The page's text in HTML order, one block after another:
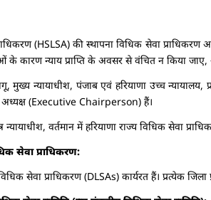
(HSLSA) की स्थापना विधिक सेवा
के कारण न्याय प्राप्ति के अवसर से वंचित न किया
मुख्य न्यायाधीश, पंजाब एवं हरियाणा उच्च
अध्यक्ष (Executive Chairperson) हैं।
न्यायाधीश, वर्तमान में हरियाणा राज्य विधिक
सेवा प्राधिकरण:
सेवा प्राधिकरण (DLSAs) कार्यरत हैं। प्रत्येक